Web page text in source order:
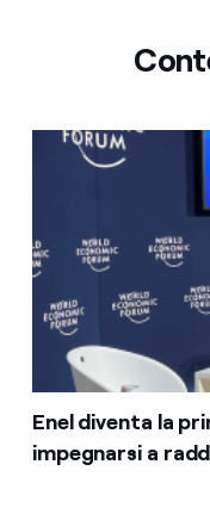
Enel diventa la
impegnarsi a